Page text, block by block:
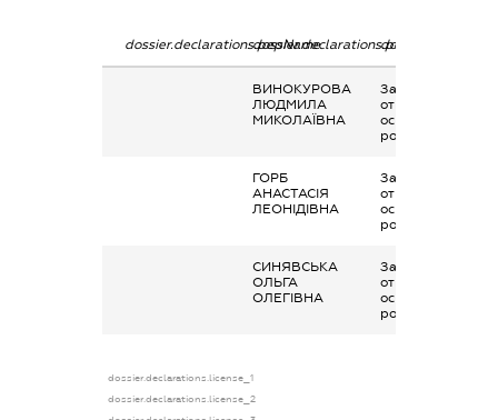
dossier.declarations.pepNamedossier.declarations.personName
ВИНОКУРОВА
ЛЮДМИЛА
МИКОЛАЇВНА
Заробітна плата
отримана за
основним місцем
роботи
ГОРБ
АНАСТАСІЯ
ЛЕОНІДІВНА
Заробітна плата
отримана за
основним місцем
роботи
СИНЯВСЬКА
ОЛЬГА
ОЛЕГІВНА
Заробітна плата
отримана за
основним місцем
роботи
dossier.declarations.license_1
dossier.declarations.license_2